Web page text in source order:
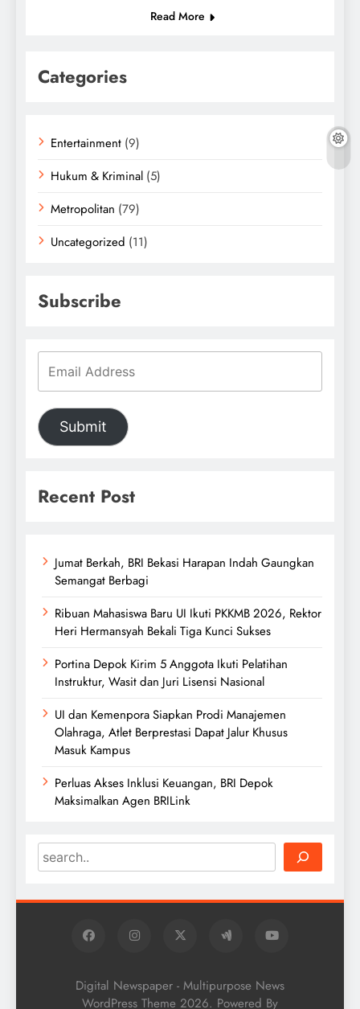
Read More
Categories
Entertainment (9)
Hukum & Kriminal (5)
Metropolitan (79)
Uncategorized (11)
Subscribe
Submit
Recent Post
Jumat Berkah, BRI Bekasi Harapan Indah Gaungkan
Semangat Berbagi
Ribuan Mahasiswa Baru UI Ikuti PKKMB 2026, Rektor
Heri Hermansyah Bekali Tiga Kunci Sukses
Portina Depok Kirim 5 Anggota Ikuti Pelatihan
Instruktur, Wasit dan Juri Lisensi Nasional
UI dan Kemenpora Siapkan Prodi Manajemen
Olahraga, Atlet Berprestasi Dapat Jalur Khusus
Masuk Kampus
Perluas Akses Inklusi Keuangan, BRI Depok
Maksimalkan Agen BRILink
Search
Digital Newspaper - Multipurpose News
WordPress Theme 2026. Powered By